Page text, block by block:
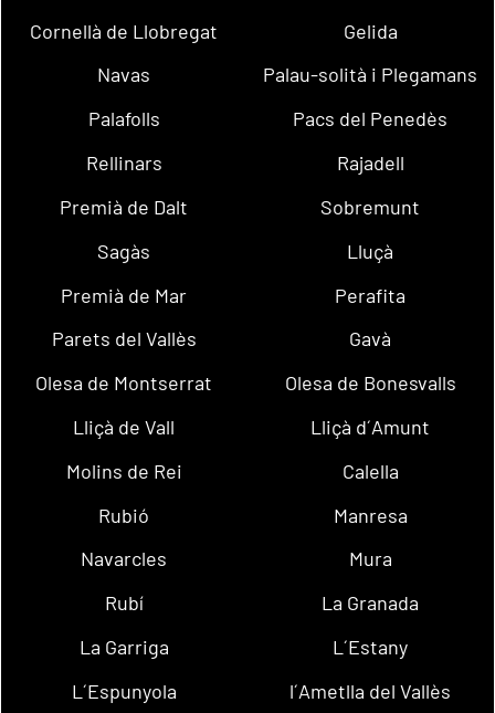
Cornellà de Llobregat
Gelida
Navas
Palau-solità i Plegamans
Palafolls
Pacs del Penedès
Rellinars
Rajadell
Premià de Dalt
Sobremunt
Sagàs
Lluçà
Premià de Mar
Perafita
Parets del Vallès
Gavà
Olesa de Montserrat
Olesa de Bonesvalls
Lliçà de Vall
Lliçà d´Amunt
Molins de Rei
Calella
Rubió
Manresa
Navarcles
Mura
Rubí
La Granada
La Garriga
L´Estany
L´Espunyola
l´Ametlla del Vallès